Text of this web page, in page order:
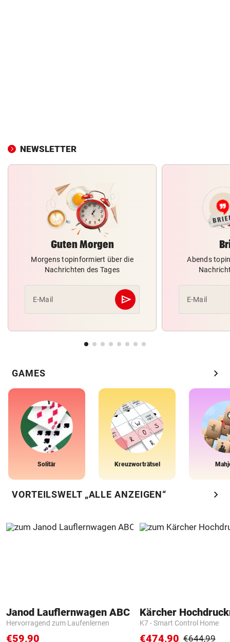
NEWSLETTER
Guten Morgen
Morgens topinformiert über die
Nachrichten des Tages
E-Mail send
Abschicken
Abends
E-Mail
GAMES chevron_right
Solitär Kreuzworträtsel
VORTEILSWELT „ALLE ANZEIGEN“ chevron_right
Janod Lauflernwagen ABC
Hervorragend zum Laufenlernen
€59,90
Kärcher
K7 - Smart Control Home
€474,90 €644,99